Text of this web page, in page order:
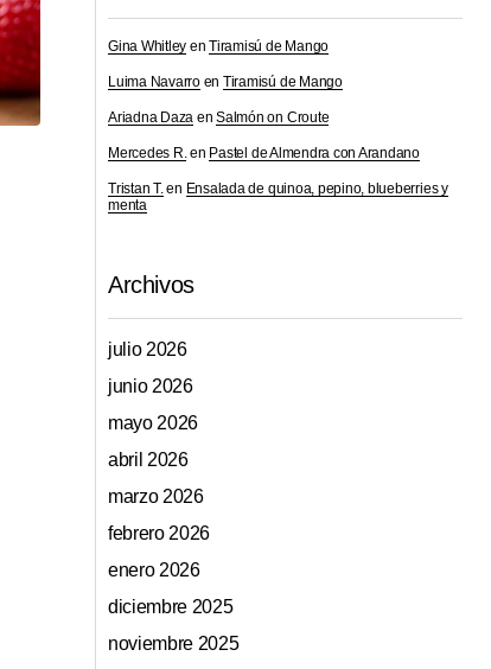
Gina Whitley enTiramisú de Mango
Luima Navarroen Tiramisú de Mango
Ariadna Daza enSalmón on Croute
Mercedes R.en Pastel de Almendra con Arandano
Tristan T.en Ensalada de quinoa, pepino, blueberries y
menta
Archivos
julio 2026
junio 2026
mayo 2026
abril 2026
marzo 2026
febrero 2026
enero 2026
diciembre 2025
noviembre 2025